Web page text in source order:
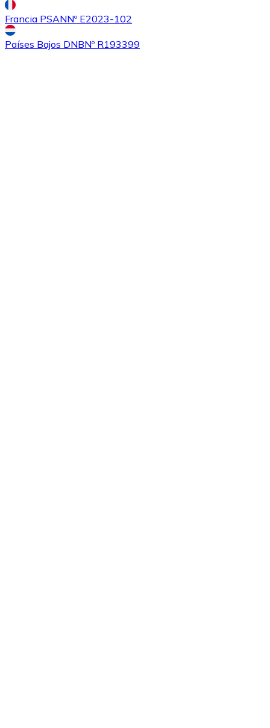
Comprar
tarjeta
Francia PSANNº E2023-102
Países Bajos DNBNº R193399